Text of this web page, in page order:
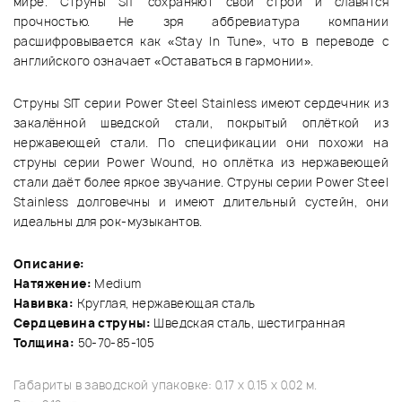
прочностью. Не зря аббревиатура компании
расшифровывается как «Stay In Tune», что в переводе с
английского означает «Оставаться в гармонии».
Струны SIT серии Power Steel Stainless имеют сердечник из
закалённой шведской стали, покрытый оплёткой из
нержавеющей стали. По спецификации они похожи на
струны серии Power Wound, но оплётка из нержавеющей
стали даёт более яркое звучание. Струны серии Power Steel
Stainless долговечны и имеют длительный сустейн, они
идеальны для рок-музыкантов.
Описание:
Натяжение: Medium
Навивка: Круглая, нержавеющая сталь
Сердцевина струны: Шведская сталь, шестигранная
Толщина: 50-70-85-105
Габариты в заводской упаковке: 0.17 x 0.15 x 0.02 м.